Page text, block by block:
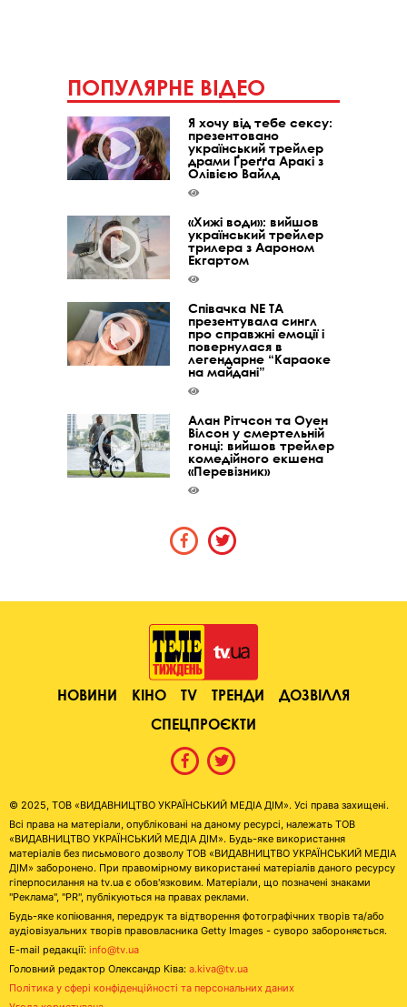
ПОПУЛЯРНЕ ВІДЕО
Я хочу від тебе сексу:
презентовано
український трейлер
драми Ґреґґа Аракі з
Олівією Вайлд
«Хижі води»: вийшов
український трейлер
трилера з Аароном
Екгартом
Співачка NE TA
презентувала сингл
про справжні емоції і
повернулася в
легендарне “Караоке
на майдані”
Алан Рітчсон та Оуен
Вілсон у смертельній
гонці: вийшов трейлер
комедійного екшена
«Перевізник»
НОВИНИ КІНО TV ТРЕНДИ
ДОЗВІЛЛЯ
СПЕЦПРОЄКТИ
© 2025, ТОВ «ВИДАВНИЦТВО УКРАЇНСЬКИЙ МЕДІА ДІМ». Усі права захищені.
Всі права на матеріали, опубліковані на даному ресурсі, належать ТОВ
«ВИДАВНИЦТВО УКРАЇНСЬКИЙ МЕДІА ДІМ». Будь-яке використання
матеріалів без письмового дозволу ТОВ «ВИДАВНИЦТВО УКРАЇНСЬКИЙ МЕДІА
ДІМ» заборонено. При правомірному використанні матеріалів даного ресурсу
гіперпосилання на tv.ua є обов'язковим. Матеріали, що позначені знаками
"Реклама", "PR", публікуються на правах реклами.
Будь-яке копіювання, передрук та відтворення фотографічних творів та/або
аудіовізуальних творів правовласника Getty Images - суворо забороняється.
E-mail редакції: info@tv.ua
Головний редактор Олександр Ківа: a.kiva@tv.ua
Політика у сфері конфіденційності та персональних даних